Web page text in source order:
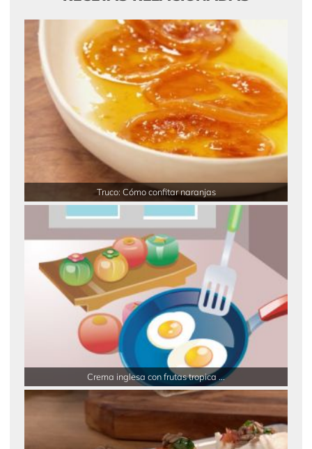
Truco: Cómo confitar naranjas
Crema inglesa con frutas tropica ...